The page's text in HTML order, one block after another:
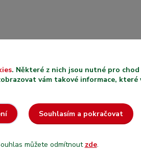
V
U
Nejsme
. Některé z nich jsou nutné pro
vám takové informace, které
Souhlasím a pokračovat
můžete odmítnout zde.